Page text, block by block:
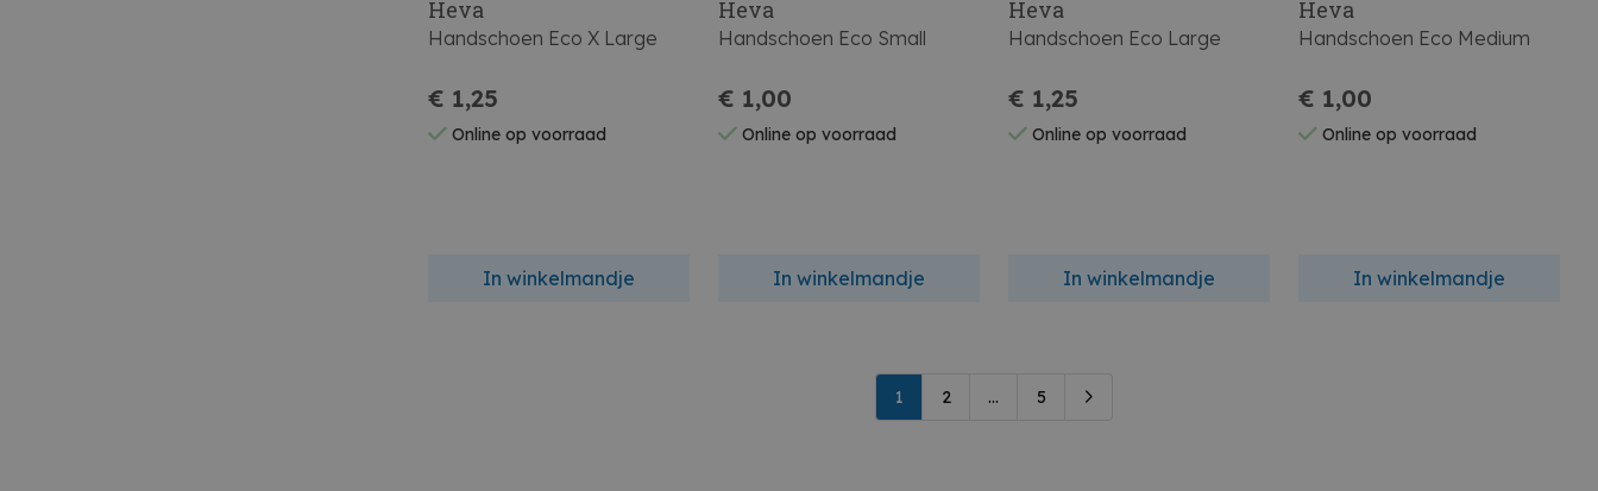
Heva
Handschoen Eco X Large
€ 1,25
Online op voorraad
In winkelmandje
Heva
Handschoen Eco Small
€ 1,00
Online op voorraad
In winkelmandje
Heva
Handschoen Eco Large
€ 1,25
Online op voorraad
In winkelmandje
Heva
Handschoen Eco Medium
€ 1,00
Online op voorraad
In winkelmandje
1 2 ... 5